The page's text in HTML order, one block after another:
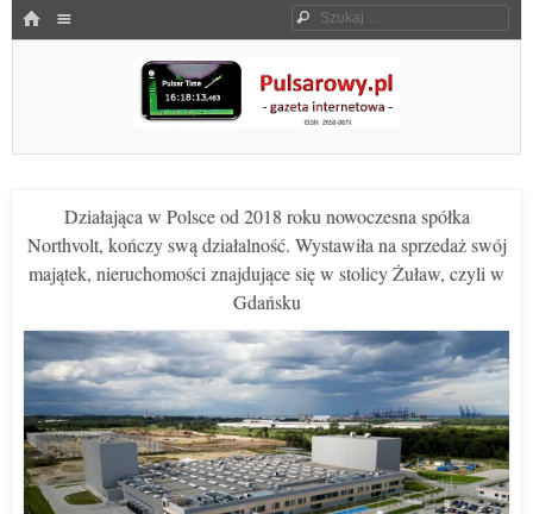
HOME Szukaj
Pulsarowy.pl
Działająca w Polsce od 2018 roku nowoczesna spółka
Northvolt, kończy swą działalność. Wystawiła na sprzedaż swój
majątek, nieruchomości znajdujące się w stolicy Żuław, czyli w
Gdańsku